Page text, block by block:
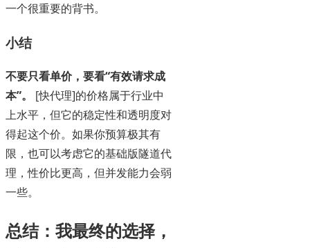
一个很重要的背书。
小结
不要只看单价，要看“有效请求成
本”。
[快代理]的价格属于行业中
上水平，但它的稳定性和透明度对
得起这个价。如果你预算极其有
限，也可以考虑它的基础版隧道代
理，性价比更高，但并发能力会弱
一些。
总结：我最终的选择，